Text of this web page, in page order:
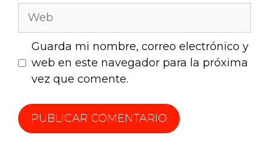
Guarda mi nombre, correo electrónico y
web en este navegador para la próxima
vez que comente.